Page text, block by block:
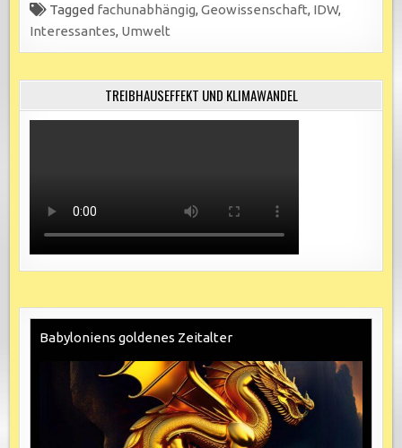
Tagged fachunabhängig,Geowissenschaft, IDW,
Interessantes, Umwelt
TREIBHAUSEFFEKT UND KLIMAWANDEL
Babyloniens goldenes Zeitalter